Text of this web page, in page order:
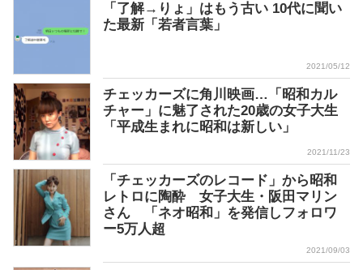
「了解→りょ」はもう古い 10代に聞い
た最新「若者言葉」
2021/05/12
チェッカーズに角川映画…「昭和カル
チャー」に魅了された20歳の女子大生
「平成生まれに昭和は新しい」
2021/11/23
「チェッカーズのレコード」から昭和
レトロに陶酔 女子大生・阪田マリン
さん 「ネオ昭和」を発信しフォロワ
ー5万人超
2021/09/03